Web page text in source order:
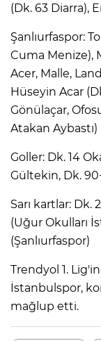
(Dk. 63 Diarra),
Şanlıurfaspor:
Cuma Menize),
Acer, Malle,
Hüseyin Acar
Gönülaçar,
Atakan Aybastı)
Goller: Dk. 14
Gültekin, Dk.
Sarı kartlar: Dk.
(Uğur Okulları
(Şanlıurfaspor)
Trendyol 1.
İstanbulspor,
mağlup etti.